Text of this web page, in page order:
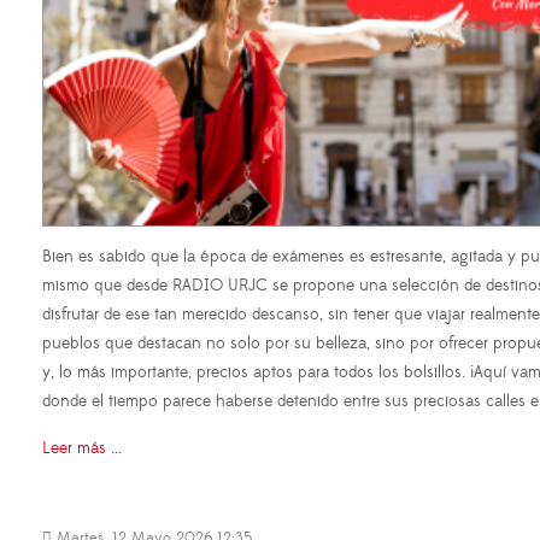
Bien es sabido que la época de exámenes es estresante, agitada y
mismo que desde RADIO URJC se propone una selección de
disfrutar de ese tan merecido descanso, sin tener que viajar
pueblos que destacan no solo por su belleza, sino por ofrecer
y, lo más importante, precios aptos para todos los bolsillos. ¡Aquí
donde el tiempo parece haberse detenido entre sus preciosas calles
Leer más ...